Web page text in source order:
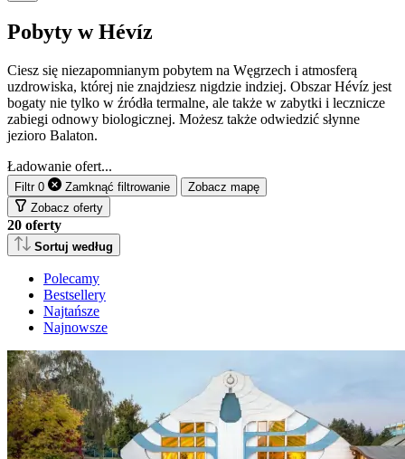
Pobyty w Hévíz
Ciesz się niezapomnianym pobytem na Węgrzech i atmosferą
uzdrowiska, której nie znajdziesz nigdzie indziej. Obszar Hévíz jest
bogaty nie tylko w źródła termalne, ale także w zabytki i lecznicze
zabiegi odnowy biologicznej. Możesz także odwiedzić słynne
jezioro Balaton.
Ładowanie ofert...
Filtr 0 Zamknąć filtrowanie
Zobacz mapę
Zobacz oferty
20 oferty
Sortuj według
Polecamy
Bestsellery
Najtańsze
Najnowsze